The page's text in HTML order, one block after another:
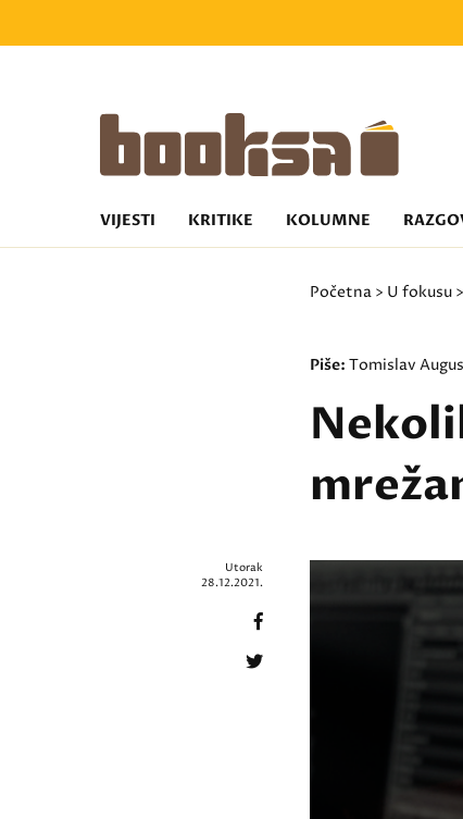
VIJESTI KRITIKE KOLUMNE
Početna > U fokusu
Piše:Tomislav
Utorak
28.12.2021.